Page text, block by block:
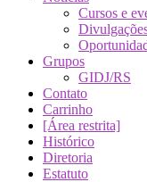
Cursos e
Grupos
GIDJ/RS
Contato
Carrinho
[Área restrita]
Histórico
Diretoria
Estatuto